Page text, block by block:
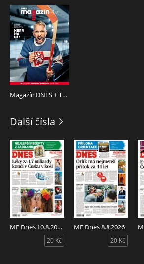
spotřebitelskýmiTESTY KVALITY
• Středa s inspirací pro váš domov a
• Čtvrtek s televizním programem
• Pátek se mohou čtenáři těšit na časopis
• Sobota se spoustou zajímavého čtení
Víkend DNES a v Orientaci Lidových
V RÁMCI NÁKUPU MÁTE K DISPOZICI 2
REGIONÁLNÍ VYDÁNÍ TOHOTO TITULU.
Magazín DNES + TV 14.5.2026
Další čísla
MF Dnes 10.8.2026
20 Kč
MF Dnes 8.8.2026
20 Kč